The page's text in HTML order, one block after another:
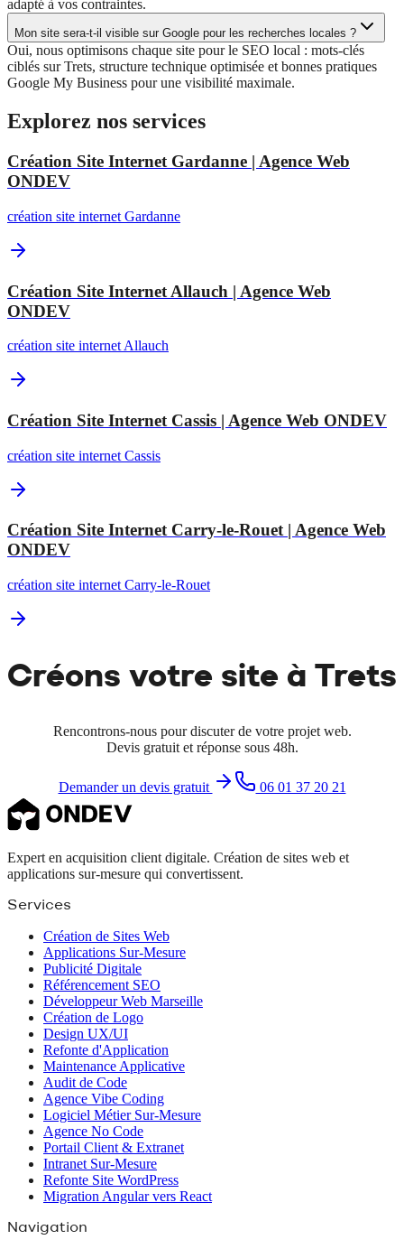
adapté à vos contraintes.
Mon site sera-t-il visible sur Google pour les recherches locales ?
Oui, nous optimisons chaque site pour le SEO local : mots-clés
ciblés sur Trets, structure technique optimisée et bonnes pratiques
Google My Business pour une visibilité maximale.
Explorez nos services
Création Site Internet Gardanne | Agence Web
ONDEV
création site internet Gardanne
Création Site Internet Allauch | Agence Web
ONDEV
création site internet Allauch
Création Site Internet Cassis | Agence Web ONDEV
création site internet Cassis
Création Site Internet Carry-le-Rouet | Agence Web
ONDEV
création site internet Carry-le-Rouet
Créons votre site à Trets
Rencontrons-nous pour discuter de votre projet web.
Devis gratuit et réponse sous 48h.
Demander un devis gratuit 06 01 37 20 21
Expert en acquisition client digitale. Création de sites web et
applications sur-mesure qui convertissent.
Services
Création de Sites Web
Applications Sur-Mesure
Publicité Digitale
Référencement SEO
Développeur Web Marseille
Création de Logo
Design UX/UI
Refonte d'Application
Maintenance Applicative
Audit de Code
Agence Vibe Coding
Logiciel Métier Sur-Mesure
Agence No Code
Portail Client & Extranet
Intranet Sur-Mesure
Refonte Site WordPress
Migration Angular vers React
Navigation